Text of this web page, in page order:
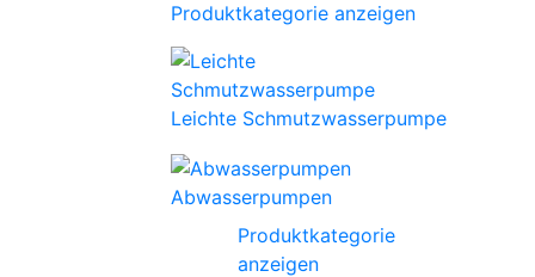
Produktkategorie anzeigen
Leichte Schmutzwasserpumpe
Abwasserpumpen
Produktkategorie
anzeigen